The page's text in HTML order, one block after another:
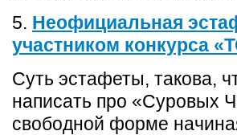
5. Неофициальная
участником конкурса
Суть эстафеты, такова,
написать про «Суровых
свободной форме